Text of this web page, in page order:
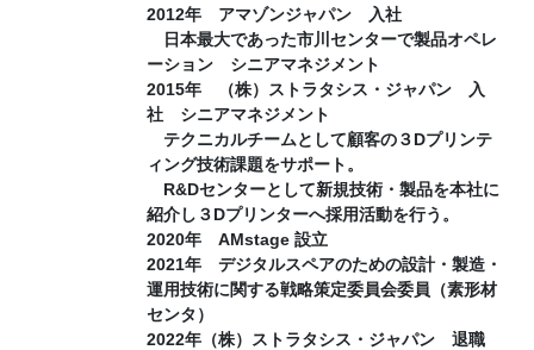
2012年 アマゾンジャパン 入社
日本最大であった市川センターで製品オペレ
ーション シニアマネジメント
2015年 （株）ストラタシス・ジャパン 入
社 シニアマネジメント
テクニカルチームとして顧客の３Dプリンテ
ィング技術課題をサポート。
R&Dセンターとして新規技術・製品を本社に
紹介し３Dプリンターへ採用活動を行う。
2020年 AMstage 設立
2021年 デジタルスペアのための設計・製造・
運用技術に関する戦略策定委員会委員（素形材
センタ）
2022年（株）ストラタシス・ジャパン 退職